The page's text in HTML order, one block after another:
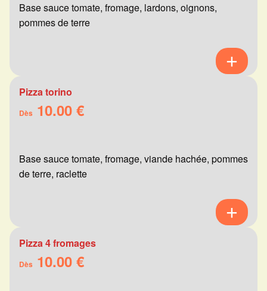
Base sauce tomate, fromage, lardons, oignons,
pommes de terre
Pizza torino
Dès 10.00 €
Base sauce tomate, fromage, viande hachée, pommes
de terre, raclette
Pizza 4 fromages
Dès 10.00 €